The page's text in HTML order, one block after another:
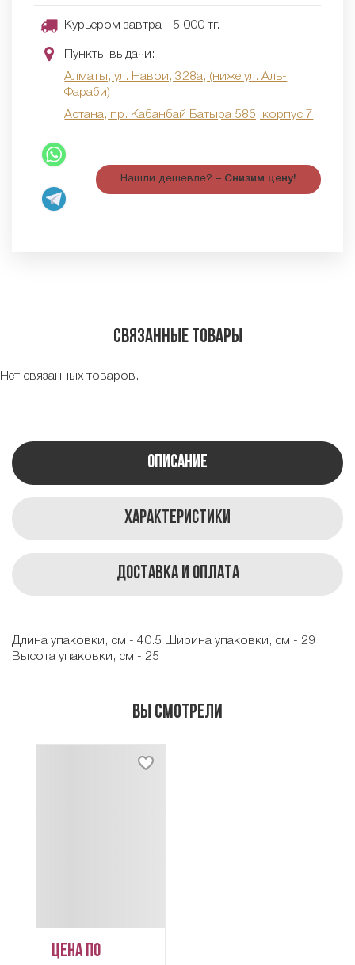
Курьером завтра - 5 000 тг.
Пункты выдачи:
Алматы, ул. Навои, 328а, (ниже ул. Аль-
Фараби)
Астана, пр. Кабанбай Батыра 58б, корпус 7
Нашли дешевле? – Снизим цену!
Связанные товары
Нет связанных товаров.
Описание
Характеристики
Доставка и оплата
Длина упаковки, см - 40.5 Ширина упаковки, см - 29
Высота упаковки, см - 25
Вы смотрели
Цена по